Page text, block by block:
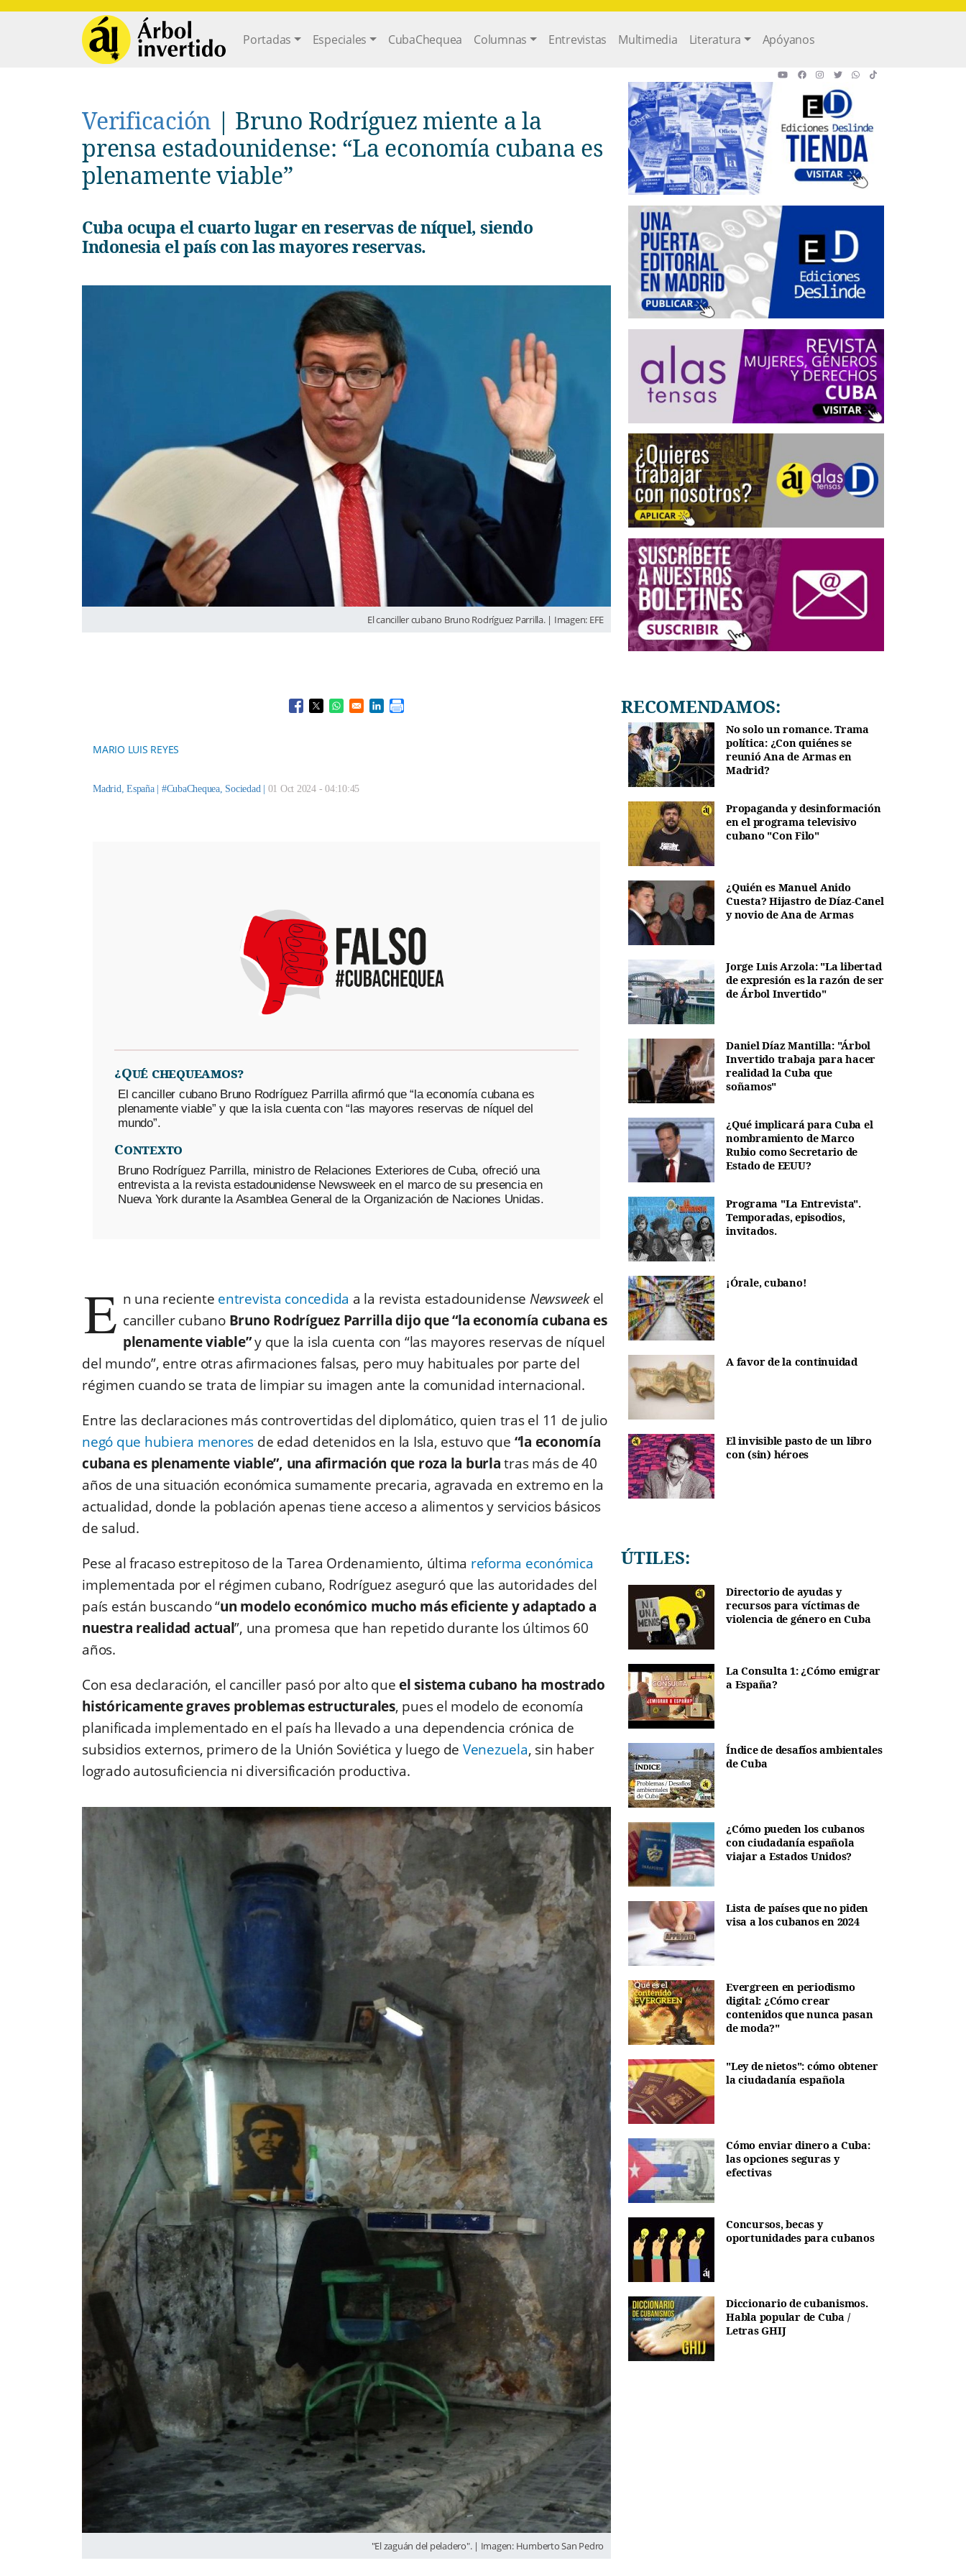
Main navigation
Portadas Especiales CubaChequea Columnas Entrevistas Multimedia Literatura Apóyanos
Verificación | Bruno Rodríguez miente a la
prensa estadounidense: “La economía cubana es
plenamente viable”
Cuba ocupa el cuarto lugar en reservas de níquel, siendo
Indonesia el país con las mayores reservas.
El canciller cubano Bruno Rodríguez Parrilla. | Imagen: EFE
Opens in a new window
Opens in a new window
Opens in a new window
Opens in a new window
MARIO LUIS REYES
#CubaChequea, Sociedad 01 Oct 2024 - 04:10:45
¿Qué chequeamos?
El canciller cubano Bruno Rodríguez Parrilla afirmó que “la economía cubana es
plenamente viable” y que la isla cuenta con “las mayores reservas de níquel del
mundo”.
Contexto
Bruno Rodríguez Parrilla, ministro de Relaciones Exteriores de Cuba, ofreció una
entrevista a la revista estadounidense Newsweek en el marco de su presencia en
Nueva York durante la Asamblea General de la Organización de Naciones Unidas.
E n una reciente entrevista concedida a la revista estadounidense Newsweekel
canciller cubano Bruno Rodríguez Parrilla dijo que “la economía cubana es
plenamente viable”y que la isla cuenta con “las mayores reservas de níquel
del mundo”, entre otras afirmaciones falsas, pero muy habituales por parte del
régimen cuando se trata de limpiar su imagen ante la comunidad internacional.
Entre las declaraciones más controvertidas del diplomático, quien tras el 11 de julio
negó que hubiera menores de edad detenidos en la Isla, estuvo que “la economía
cubana es plenamente viable”, una afirmación que roza la burlatras más de 40
años de una situación económica sumamente precaria, agravada en extremo en la
actualidad, donde la población apenas tiene acceso a alimentos y servicios básicos
de salud.
Pese al fracaso estrepitoso de la Tarea Ordenamiento, última reforma económica
implementada por el régimen cubano, Rodríguez aseguró que las autoridades del
país están buscando “un modelo económico mucho más eficiente y adaptado a
nuestra realidad actual”, una promesa que han repetido durante los últimos 60
años.
Con esa declaración, el canciller pasó por alto queel sistema cubano ha mostrado
históricamente graves problemas estructurales, pues el modelo de economía
planificada implementado en el país ha llevado a una dependencia crónica de
subsidios externos, primero de la Unión Soviética y luego de Venezuela, sin haber
logrado autosuficiencia ni diversificación productiva.
"El zaguán del peladero". | Imagen: Humberto San Pedro
RECOMENDAMOS:
No solo un romance. Trama
política: ¿Con quiénes se
reunió Ana de Armas en
Madrid?
Propaganda y desinformación
en el programa televisivo
cubano "Con Filo"
¿Quién es Manuel Anido
Cuesta? Hijastro de Díaz-Canel
y novio de Ana de Armas
Jorge Luis Arzola: "La libertad
de expresión es la razón de ser
de Árbol Invertido"
Daniel Díaz Mantilla: "Árbol
Invertido trabaja para hacer
realidad la Cuba que
soñamos"
¿Qué implicará para Cuba el
nombramiento de Marco
Rubio como Secretario de
Estado de EEUU?
Programa "La Entrevista".
Temporadas, episodios,
invitados.
¡Órale, cubano!
A favor de la continuidad
El invisible pasto de un libro
con (sin) héroes
ÚTILES:
Directorio de ayudas y
recursos para víctimas de
violencia de género en Cuba
La Consulta 1: ¿Cómo emigrar
a España?
Índice de desafíos ambientales
de Cuba
¿Cómo pueden los cubanos
con ciudadanía española
viajar a Estados Unidos?
Lista de países que no piden
visa a los cubanos en 2024
Evergreen en periodismo
digital: ¿Cómo crear
contenidos que nunca pasan
de moda?"
"Ley de nietos": cómo obtener
la ciudadanía española
Cómo enviar dinero a Cuba:
las opciones seguras y
efectivas
Concursos, becas y
oportunidades para cubanos
Diccionario de cubanismos.
Habla popular de Cuba /
Letras GHIJ